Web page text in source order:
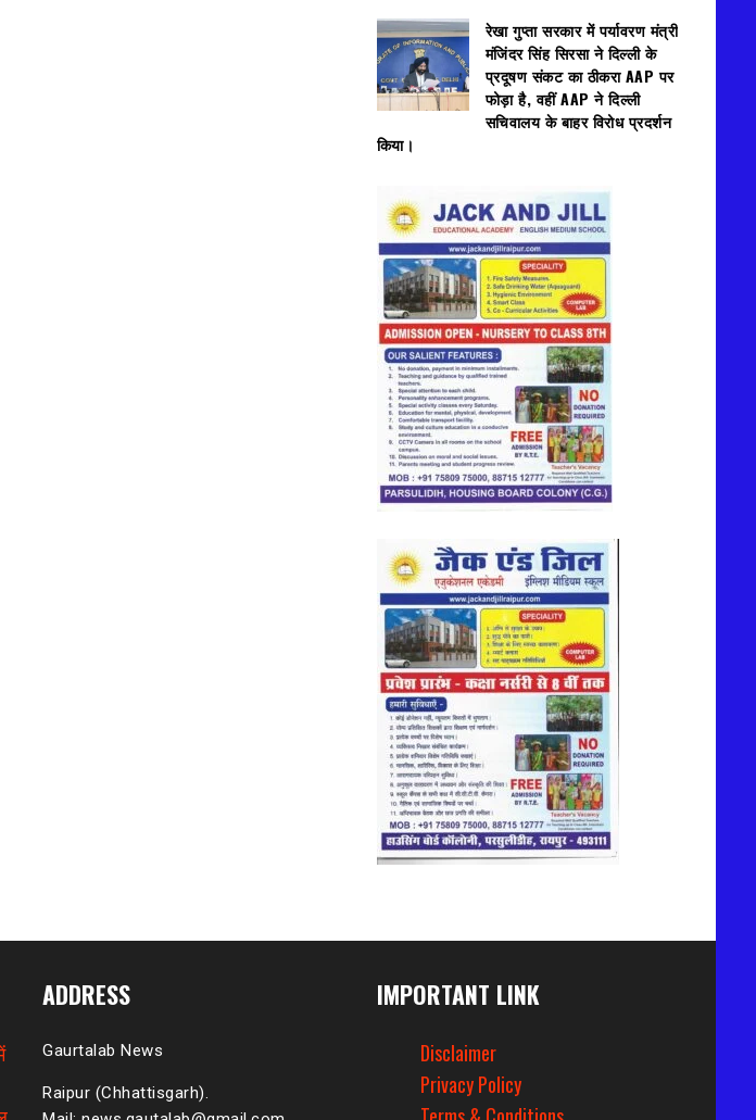
रेखा गुप्ता सरकार में पर्यावरण मंत्री
मंजिंदर सिंह सिरसा ने दिल्ली के
प्रदूषण संकट का ठीकरा AAP पर
फोड़ा है, वहीं AAP ने दिल्ली
सचिवालय के बाहर विरोध प्रदर्शन
किया।
ADDRESS
Gaurtalab News
Raipur (Chhattisgarh).
IMPORTANT LINK
Disclaimer
Privacy Policy